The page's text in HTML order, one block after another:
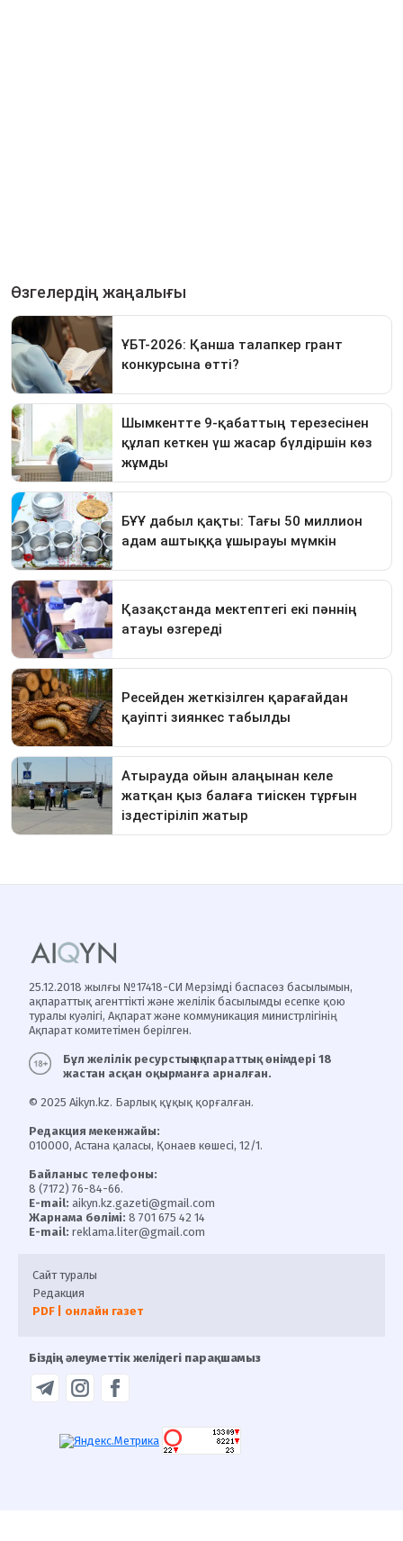
25.12.2018 жылғы №17418-СИ Мерзімді баспасөз басылымын,
ақпараттық агенттікті және желілік басылымды есепке қою
туралы куәлігі, Ақпарат және коммуникация министрлігінің
Ақпарат комитетімен берілген.
Бұл желілік ресурстың ақпараттық өнімдері 18
жастан асқан оқырманға арналған.
© 2025 Aikyn.kz. Барлық құқық қорғалған.
Редакция мекенжайы:
010000, Астана қаласы, Қонаев көшесі, 12/1.
Байланыс телефоны:
8 (7172) 76-84-66.
E-mail: aikyn.kz.gazeti@gmail.com
Жарнама бөлімі: 8 701 675 42 14
E-mail: reklama.liter@gmail.com
Сайт туралы
Редакция
PDF | онлайн газет
Біздің әлеуметтік желідегі парақшамыз